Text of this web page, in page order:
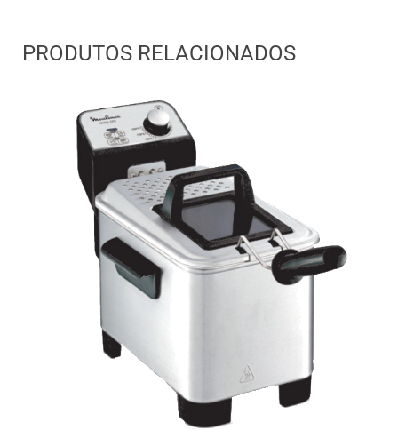
PRODUTOS RELACIONADOS